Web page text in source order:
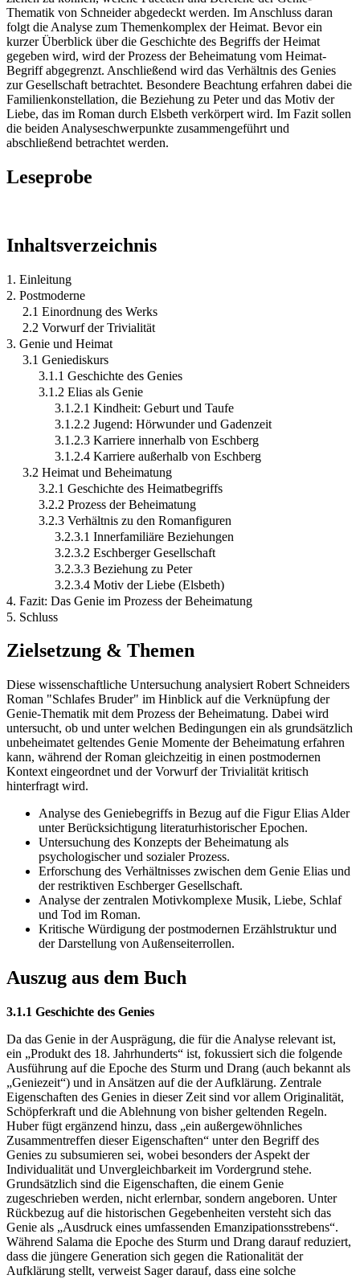
Thematik von Schneider abgedeckt werden. Im Anschluss daran
folgt die Analyse zum Themenkomplex der Heimat. Bevor ein
kurzer Überblick über die Geschichte des Begriffs der Heimat
gegeben wird, wird der Prozess der Beheimatung vom Heimat-
Begriff abgegrenzt. Anschließend wird das Verhältnis des Genies
zur Gesellschaft betrachtet. Besondere Beachtung erfahren dabei die
Familienkonstellation, die Beziehung zu Peter und das Motiv der
Liebe, das im Roman durch Elsbeth verkörpert wird. Im Fazit sollen
die beiden Analyseschwerpunkte zusammengeführt und
abschließend betrachtet werden.
Leseprobe
Inhaltsverzeichnis
1. Einleitung
2. Postmoderne
2.1 Einordnung des Werks
2.2 Vorwurf der Trivialität
3. Genie und Heimat
3.1 Geniediskurs
3.1.1 Geschichte des Genies
3.1.2 Elias als Genie
3.1.2.1 Kindheit: Geburt und Taufe
3.1.2.2 Jugend: Hörwunder und Gadenzeit
3.1.2.3 Karriere innerhalb von Eschberg
3.1.2.4 Karriere außerhalb von Eschberg
3.2 Heimat und Beheimatung
3.2.1 Geschichte des Heimatbegriffs
3.2.2 Prozess der Beheimatung
3.2.3 Verhältnis zu den Romanfiguren
3.2.3.1 Innerfamiliäre Beziehungen
3.2.3.2 Eschberger Gesellschaft
3.2.3.3 Beziehung zu Peter
3.2.3.4 Motiv der Liebe (Elsbeth)
4. Fazit: Das Genie im Prozess der Beheimatung
5. Schluss
Zielsetzung & Themen
Diese wissenschaftliche Untersuchung analysiert Robert Schneiders
Roman "Schlafes Bruder" im Hinblick auf die Verknüpfung der
Genie-Thematik mit dem Prozess der Beheimatung. Dabei wird
untersucht, ob und unter welchen Bedingungen ein als grundsätzlich
unbeheimatet geltendes Genie Momente der Beheimatung erfahren
kann, während der Roman gleichzeitig in einen postmodernen
Kontext eingeordnet und der Vorwurf der Trivialität kritisch
hinterfragt wird.
Analyse des Geniebegriffs in Bezug auf die Figur Elias Alder
unter Berücksichtigung literaturhistorischer Epochen.
Untersuchung des Konzepts der Beheimatung als
psychologischer und sozialer Prozess.
Erforschung des Verhältnisses zwischen dem Genie Elias und
der restriktiven Eschberger Gesellschaft.
Analyse der zentralen Motivkomplexe Musik, Liebe, Schlaf
und Tod im Roman.
Kritische Würdigung der postmodernen Erzählstruktur und
der Darstellung von Außenseiterrollen.
Auszug aus dem Buch
3.1.1 Geschichte des Genies
Da das Genie in der Ausprägung, die für die Analyse relevant ist,
ein „Produkt des 18. Jahrhunderts“ ist, fokussiert sich die folgende
Ausführung auf die Epoche des Sturm und Drang (auch bekannt als
„Geniezeit“) und in Ansätzen auf die der Aufklärung. Zentrale
Eigenschaften des Genies in dieser Zeit sind vor allem Originalität,
Schöpferkraft und die Ablehnung von bisher geltenden Regeln.
Huber fügt ergänzend hinzu, dass „ein außergewöhnliches
Zusammentreffen dieser Eigenschaften“ unter den Begriff des
Genies zu subsumieren sei, wobei besonders der Aspekt der
Individualität und Unvergleichbarkeit im Vordergrund stehe.
Grundsätzlich sind die Eigenschaften, die einem Genie
zugeschrieben werden, nicht erlernbar, sondern angeboren. Unter
Rückbezug auf die historischen Gegebenheiten versteht sich das
Genie als „Ausdruck eines umfassenden Emanzipationsstrebens“.
Während Salama die Epoche des Sturm und Drang darauf reduziert,
dass die jüngere Generation sich gegen die Rationalität der
Aufklärung stellt, verweist Sager darauf, dass eine solche